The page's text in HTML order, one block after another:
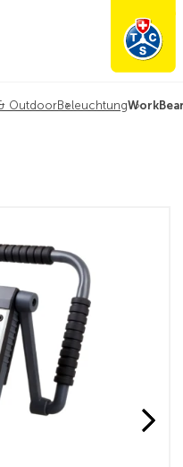
OutdoorBeleuchtung